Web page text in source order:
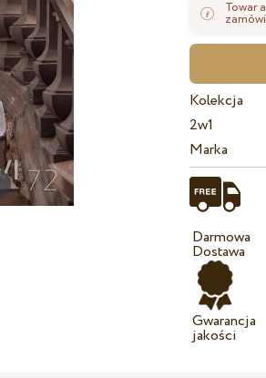
Towar
Kolekcja
2w1
Marka
Darmowa
Dostawa
Gwarancja
jakości